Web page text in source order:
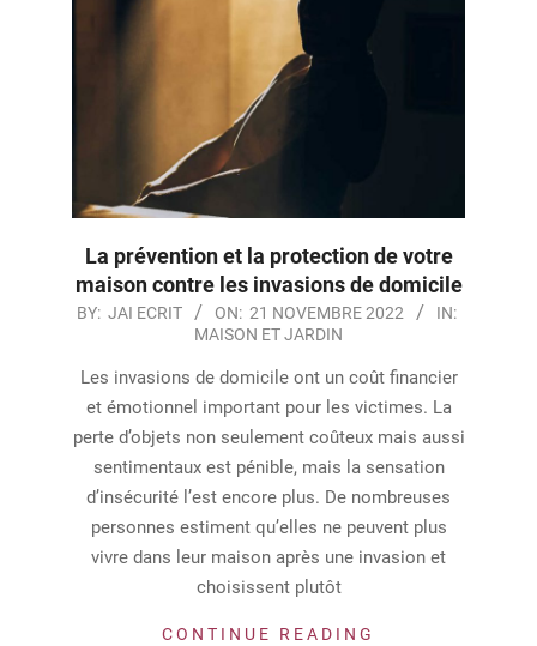
La prévention et la protection de votre
maison contre les invasions de domicile
2022-
21
BY: JAI ECRIT ON: 21 NOVEMBRE 2022
IN:
MAISON ET JARDIN
Les invasions de domicile ont un coût financier
et émotionnel important pour les victimes. La
perte d’objets non seulement coûteux mais aussi
sentimentaux est pénible, mais la sensation
d’insécurité l’est encore plus. De nombreuses
personnes estiment qu’elles ne peuvent plus
vivre dans leur maison après une invasion et
choisissent plutôt
CONTINUE READING